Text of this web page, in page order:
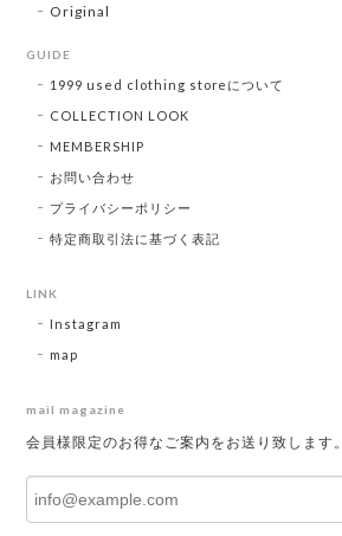
Original
GUIDE
1999 used clothing storeについて
COLLECTION LOOK
MEMBERSHIP
お問い合わせ
プライバシーポリシー
特定商取引法に基づく表記
LINK
Instagram
map
mail magazine
会員様限定のお得なご案内をお送り致します。